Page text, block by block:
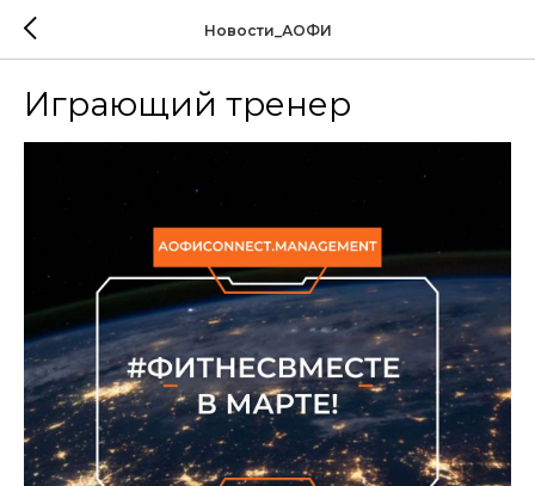
Новости_АОФИ
Играющий тренер